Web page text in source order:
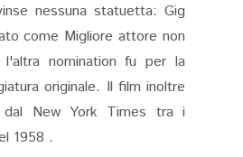
nessuna statuetta: Gig
come Migliore attore non
nomination fu per la
originale. Il film inoltre
New York Times tra i
1958 .